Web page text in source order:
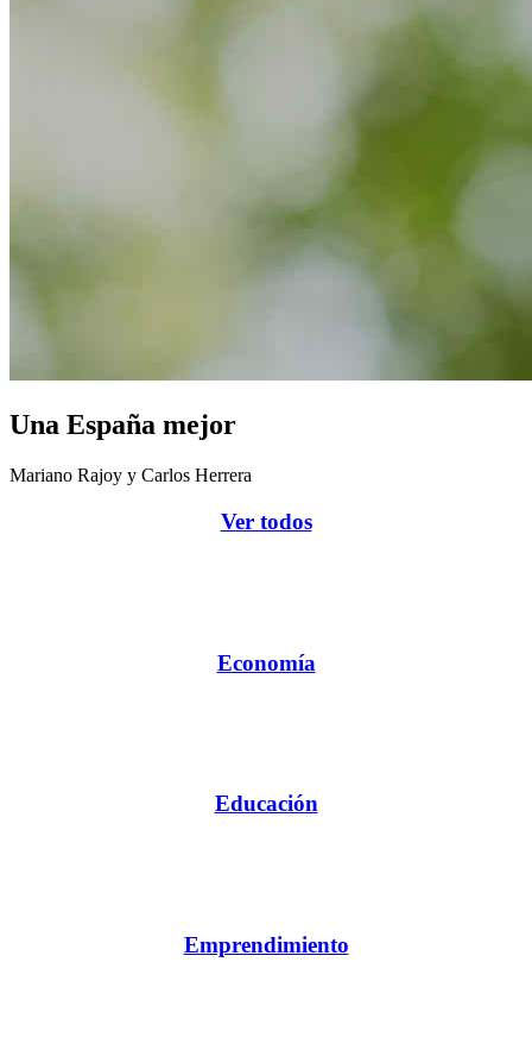
Una España mejor
Mariano Rajoy y Carlos Herrera
Ver todos
Economía
Educación
Emprendimiento